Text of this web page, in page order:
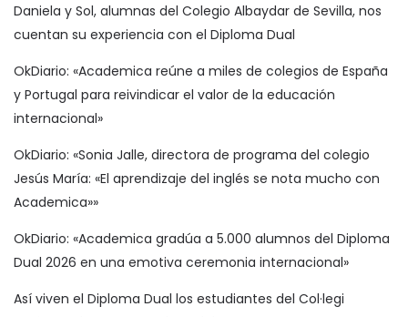
Daniela y Sol, alumnas del Colegio Albaydar de Sevilla, nos
cuentan su experiencia con el Diploma Dual
OkDiario: «Academica reúne a miles de colegios de España
y Portugal para reivindicar el valor de la educación
internacional»
OkDiario: «Sonia Jalle, directora de programa del colegio
Jesús María: «El aprendizaje del inglés se nota mucho con
Academica»»
OkDiario: «Academica gradúa a 5.000 alumnos del Diploma
Dual 2026 en una emotiva ceremonia internacional»
Así viven el Diploma Dual los estudiantes del Col·legi